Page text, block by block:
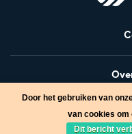
Door het gebruiken van
van cookies om
Dit bericht